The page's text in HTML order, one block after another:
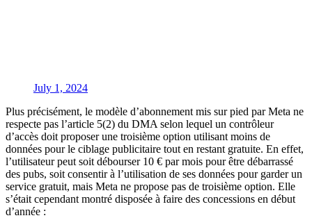
July 1, 2024
Plus précisément, le modèle d’abonnement mis sur pied par Meta ne
respecte pas l’article 5(2) du DMA selon lequel un contrôleur
d’accès doit proposer une troisième option utilisant moins de
données pour le ciblage publicitaire tout en restant gratuite. En effet,
l’utilisateur peut soit débourser 10 € par mois pour être débarrassé
des pubs, soit consentir à l’utilisation de ses données pour garder un
service gratuit, mais Meta ne propose pas de troisième option. Elle
s’était cependant montré disposée à faire des concessions en début
d’année :